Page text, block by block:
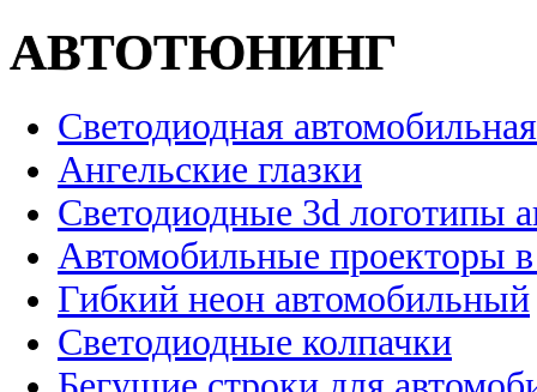
АВТОТЮНИНГ
Светодиодная
Ангельские глазки
Светодиодные 3d логотипы
Автомобильные проекторы
Гибкий неон автомобильный
Светодиодные колпачки